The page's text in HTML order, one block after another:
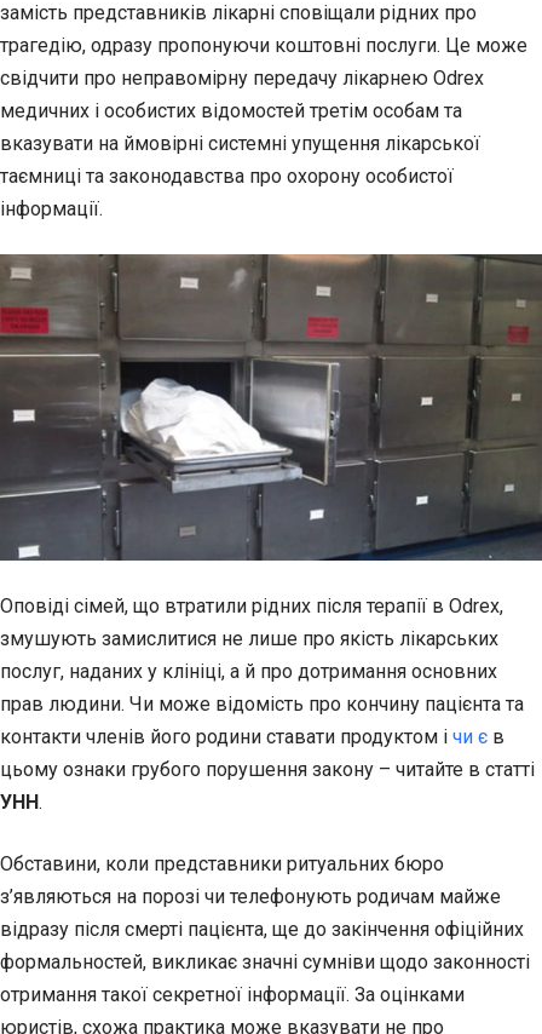
замість представників лікарні сповіщали рідних про
трагедію, одразу пропонуючи коштовні послуги. Це може
свідчити про неправомірну передачу лікарнею Odrex
медичних і особистих відомостей третім особам та
вказувати на ймовірні системні упущення лікарської
таємниці та законодавства про охорону особистої
інформації.
Оповіді сімей, що втратили рідних після терапії в Odrex,
змушують замислитися не лише про якість лікарських
послуг, наданих у клініці, а й про дотримання основних
прав людини. Чи може відомість про кончину пацієнта та
контакти членів його родини ставати продуктом і чи є в
цьому ознаки грубого порушення закону – читайте в статті
УНН.
Обставини, коли представники ритуальних бюро
з’являються на порозі чи телефонують родичам майже
відразу після смерті пацієнта, ще до закінчення офіційних
формальностей, викликає значні сумніви щодо законності
отримання такої секретної інформації. За оцінками
юристів, схожа практика може вказувати не про